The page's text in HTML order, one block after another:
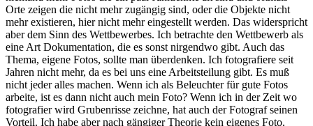
Orte zeigen die nicht mehr zugängig sind, oder die Objekte nicht
mehr existieren, hier nicht mehr eingestellt werden. Das widerspricht
aber dem Sinn des Wettbewerbes. Ich betrachte den Wettbewerb als
eine Art Dokumentation, die es sonst nirgendwo gibt. Auch das
Thema, eigene Fotos, sollte man überdenken. Ich fotografiere seit
Jahren nicht mehr, da es bei uns eine Arbeitsteilung gibt. Es muß
nicht jeder alles machen. Wenn ich als Beleuchter für gute Fotos
arbeite, ist es dann nicht auch mein Foto? Wenn ich in der Zeit wo
fotografier wird Grubenrisse zeichne, hat auch der Fotograf seinen
Vorteil. Ich habe aber nach gängiger Theorie kein eigenes Foto.